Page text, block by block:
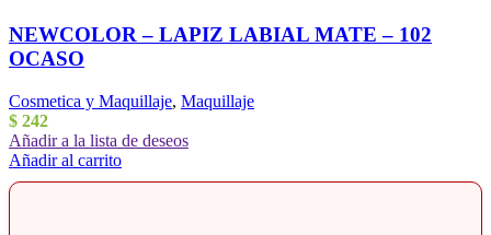
NEWCOLOR – LAPIZ LABIAL MATE – 102
OCASO
Cosmetica y Maquillaje, Maquillaje
$ 242
Añadir a la lista de deseos
Añadir al carrito